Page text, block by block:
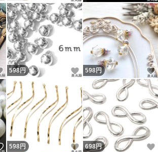
いいね！
598円 いいね！
598円
いいね！
598円 いいね！
698円